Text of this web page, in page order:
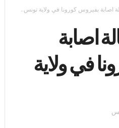
87 حالة اصابة
في ولاية